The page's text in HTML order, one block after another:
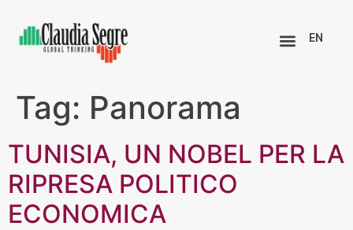
EN
Tag: Panorama
TUNISIA, UN NOBEL PER LA
RIPRESA POLITICO
ECONOMICA